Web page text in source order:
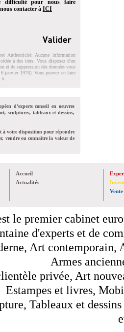
difficulté pour nous faire
contacter à ICI
Authenticité. Aucune information
à des tiers. Vous disposez d'un
et de suppression des données vous
janvier 1978). Vous pouvez en faire
.
d'experts conseil en oeuvres
sculptures, tableaux et dessins,
à votre disposition pour répondre
vendre ou connaître la valeur de
Accueil
Actualités
Vente
le premier cabinet
d'experts et de
Art contemporain,
Armes
privée, Art
Estampes et livres,
Tableaux et